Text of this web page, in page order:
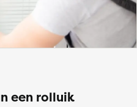
een rolluik